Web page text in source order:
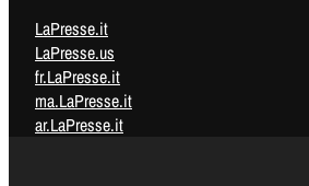
LaPresse.it
LaPresse.us
fr.LaPresse.it
ma.LaPresse.it
ar.LaPresse.it